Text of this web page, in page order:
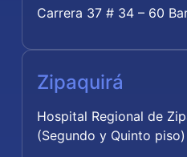
Carrera 37 # 34 – 60
Zipaquirá
Hospital Regional de
(Segundo y Quinto